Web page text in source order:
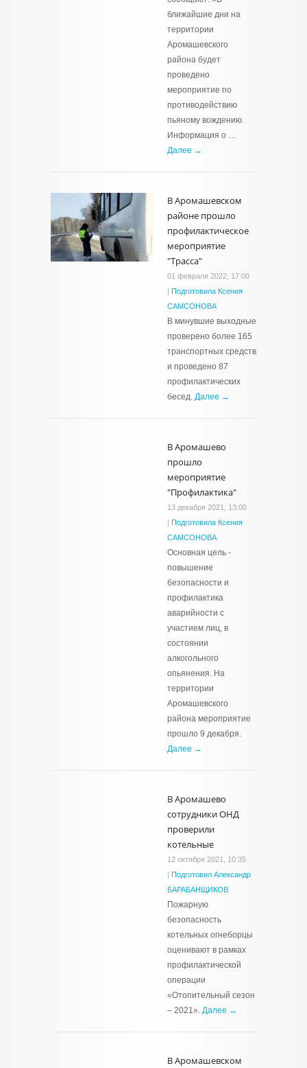
ближайшие дни на
территории
Аромашевского
района будет
проведено
мероприятие по
противодействию
пьяному вождению.
Информация о …
Далее →
В Аромашевском
районе прошло
профилактическое
мероприятие
"Трасса"
01 февраля 2022, 17:00
| Подготовила Ксения
САМСОНОВА
В минувшие выходные
проверено более 165
транспортных средств
и проведено 87
профилактических
бесед. Далее →
В Аромашево
прошло
мероприятие
"Профилактика"
13 декабря 2021, 13:00
| Подготовила Ксения
САМСОНОВА
Основная цель -
повышение
безопасности и
профилактика
аварийности с
участием лиц, в
состоянии
алкогольного
опьянения. На
территории
Аромашевского
района мероприятие
прошло 9 декабря.
Далее →
В Аромашево
сотрудники ОНД
проверили
котельные
12 октября 2021, 10:35
| Подготовил Александр
БАРАБАНЩИКОВ
Пожарную
безопасность
котельных огнеборцы
оценивают в рамках
профилактической
операции
«Отопительный сезон
– 2021». Далее →
В Аромашевском